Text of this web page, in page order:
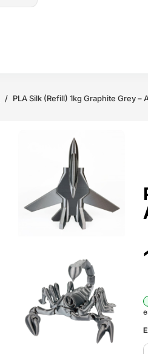
/ PLA Silk (Refill) 1kg Graphite Grey –